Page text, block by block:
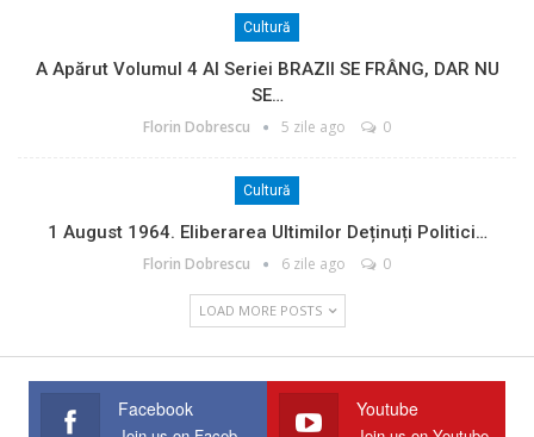
Cultură
A Apărut Volumul 4 Al Seriei BRAZII SE FRÂNG, DAR NU
SE…
Florin Dobrescu 5 zile ago 0
Cultură
1 August 1964. Eliberarea Ultimilor Deținuți Politici…
Florin Dobrescu 6 zile ago 0
LOAD MORE POSTS
Facebook Youtube